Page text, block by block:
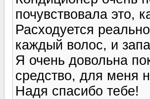
почувствовала это,
Расходуется
каждый волос, и
Я очень довольна
средство, для меня
Надя спасибо тебе!